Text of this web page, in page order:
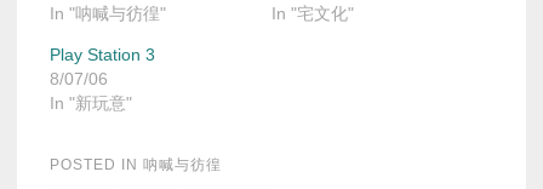
In "呐喊与彷徨"
In "宅文化"
Play Station 3
8/07/06
In "新玩意"
POSTED IN 呐喊与彷徨